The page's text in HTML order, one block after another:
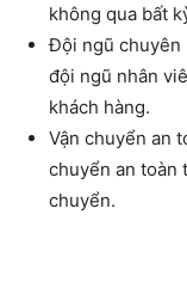
không qua bất
Đội ngũ chuyên
đội ngũ nhân
khách hàng.
Vận chuyển an
chuyển an toàn
chuyển.